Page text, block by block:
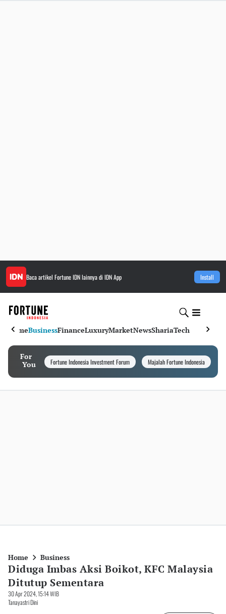
Baca artikel Fortune IDNlainnya di IDN App Install
HomeBusinessFinanceLuxuryMarketNewsShariaTech
For
You
Fortune Indonesia Investment Forum Majalah Fortune Indonesia
Home Business
Diduga Imbas Aksi Boikot, KFC Malaysia
Ditutup Sementara
30 Apr 2024, 15:14 WIB
Tanayastri Dini